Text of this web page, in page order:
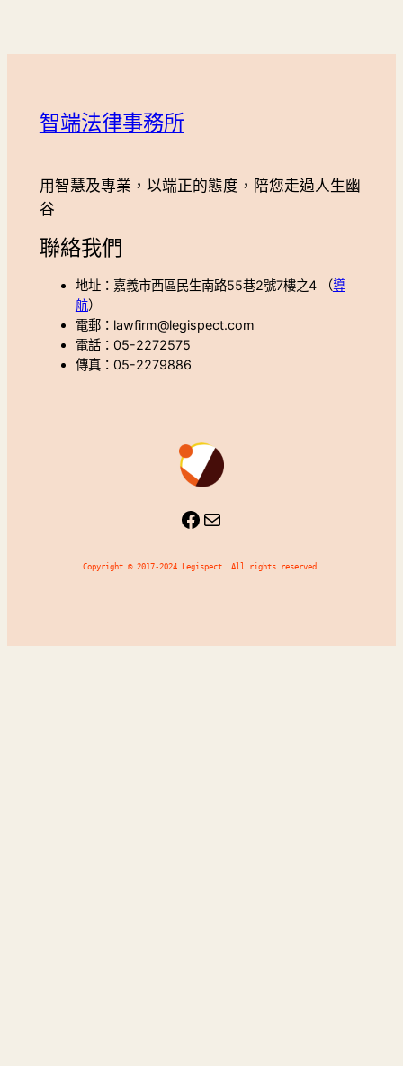
智端法律事務所
用智慧及專業，以端正的態度，陪您走過人生幽
谷
聯絡我們
地址：嘉義市西區民生南路55巷2號7樓之4 （導
航）
電郵：lawfirm@legispect.com
電話：05-2272575
傳真：05-2279886
Facebook
Mail
Copyright © 2017-2024 Legispect. All rights reserved.